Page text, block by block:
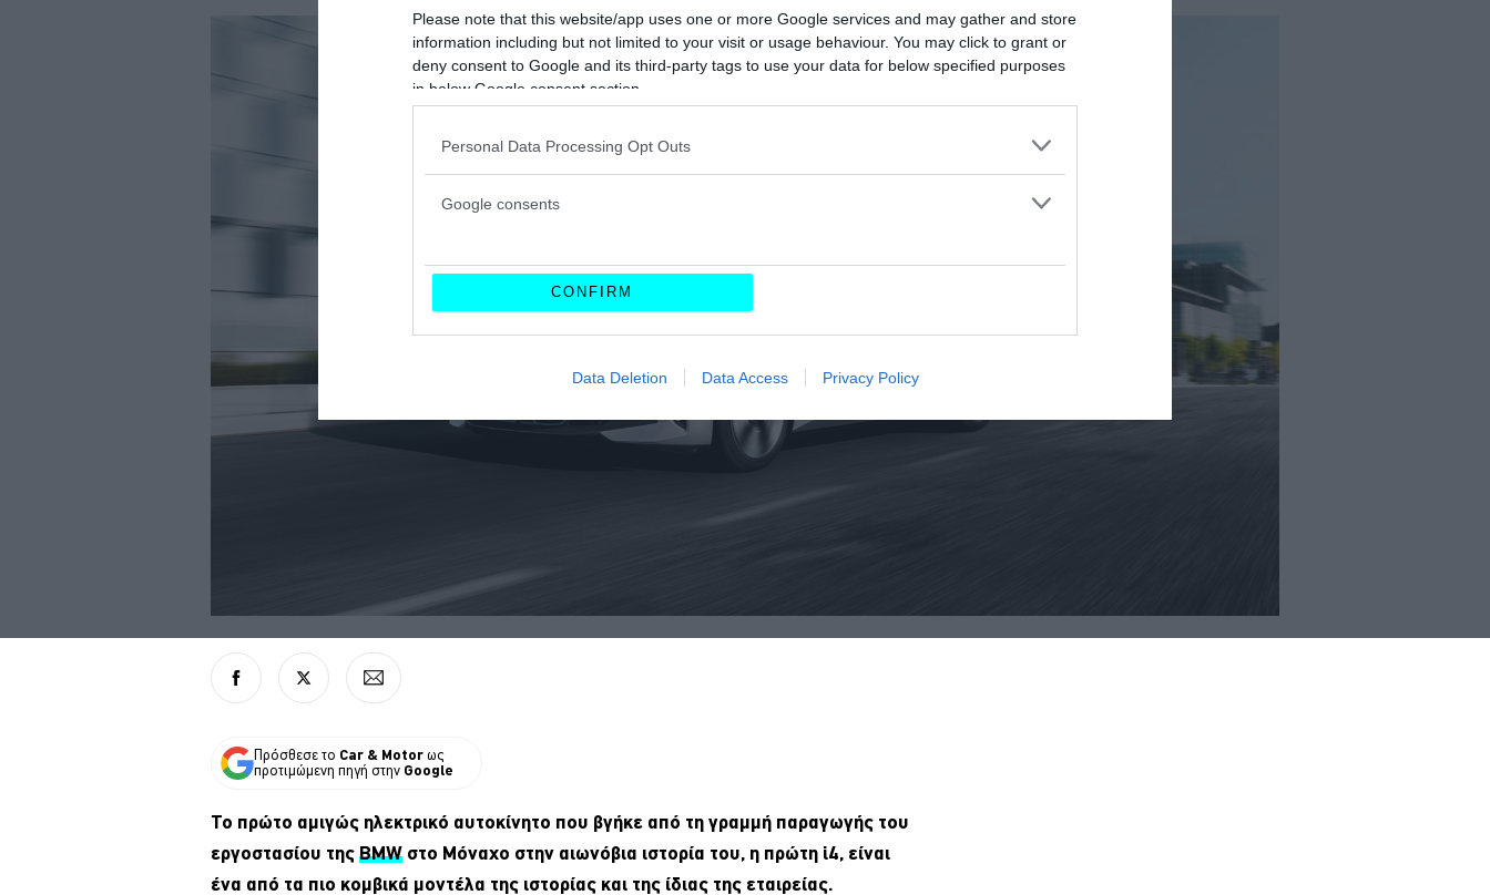
Please note that this website/app uses one or more Google services and may gather and store
information including but not limited to your visit or usage behaviour. You may click to grant or
deny consent to Google and its third-party tags to use your data for below specified purposes
in below Google consent section.
Personal Data Processing Opt Outs
Google consents
CONFIRM
Data Deletion Data Access Privacy Policy
Πρόσθεσε το Car & Motor ως
προτιμώμενη πηγή στην Google
Το πρώτο αμιγώς ηλεκτρικό αυτοκίνητο που βγήκε από τη γραμμή παραγωγής του
εργοστασίου της BMW στο Μόναχο στην αιωνόβια ιστορία του, η πρώτη i4, είναι
ένα από τα πιο κομβικά μοντέλα της ιστορίας και της ίδιας της εταιρείας.